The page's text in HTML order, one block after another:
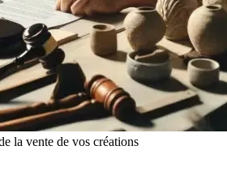
la vente de vos créations